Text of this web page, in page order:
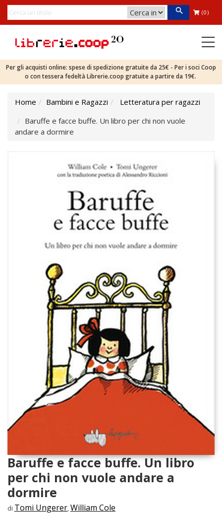
(0)
Per gli acquisti online: spese di spedizione gratuite da 25€ - Per i soci Coop
o con tessera fedeltà Librerie.coop gratuite a partire da 19€.
Home Bambini e Ragazzi
Letteratura per ragazzi
Baruffe e facce buffe. Un libro per chi non vuole
andare a dormire
Baruffe e facce buffe. Un libro
per chi non vuole andare a
dormire
di Tomi Ungerer, William Cole